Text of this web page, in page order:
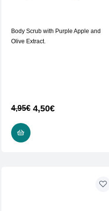
Body Scrub with Purple Apple and
Olive Extract.
4,95€ 4,50€